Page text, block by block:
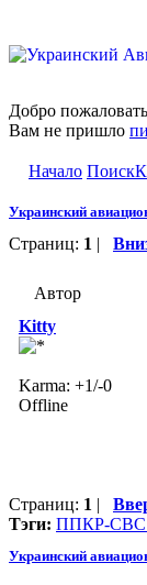
Добро
Вам не пришло
Начало Поиск
Украинский
Страниц: 1 |
Автор
Kitty
Karma: +1/-0
Offline
Страниц: 1 |
Тэги: ППКР-СВС
Украинский